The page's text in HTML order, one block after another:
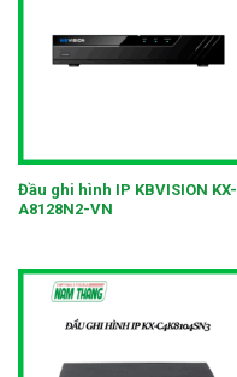
Đầu ghi hình IP KBVISION KX-
A8128N2-VN